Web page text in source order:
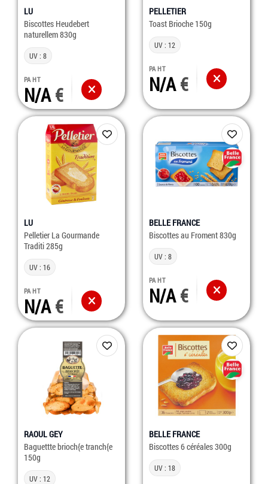
LU
Biscottes Heudebert
naturellem 830g
UV : 8
PA HT
N/A
PELLETIER
Toast Brioche 150g
UV : 12
PA HT
N/A
LU
Pelletier La Gourmande
Traditi 285g
UV : 16
PA HT
N/A
BELLE FRANCE
Biscottes au Froment 830g
UV : 8
PA HT
N/A
RAOUL GEY
Baguettte brioch{e tranch{e
150g
UV : 12
BELLE FRANCE
Biscottes 6 céréales 300g
UV : 18